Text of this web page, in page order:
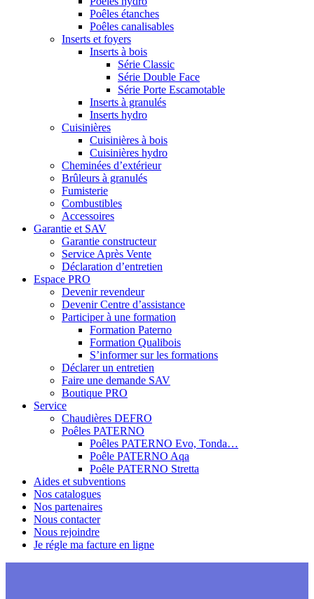
Poêles étanches
Poêles canalisables
Inserts et foyers
Inserts à bois
Série Classic
Série Double Face
Série Porte Escamotable
Inserts à granulés
Inserts hydro
Cuisinières
Cuisinières à bois
Cuisinières hydro
Cheminées d’extérieur
Brûleurs à granulés
Fumisterie
Combustibles
Accessoires
Garantie et SAV
Garantie constructeur
Service Après Vente
Déclaration d’entretien
Espace PRO
Devenir revendeur
Devenir Centre d’assistance
Participer à une formation
Formation Paterno
Formation Qualibois
S’informer sur les formations
Déclarer un entretien
Faire une demande SAV
Boutique PRO
Service
Chaudières DEFRO
Poêles PATERNO
Poêles PATERNO Evo, Tonda…
Poêle PATERNO Aqa
Poêle PATERNO Stretta
Aides et subventions
Nos catalogues
Nos partenaires
Nous contacter
Nous rejoindre
Je régle ma facture en ligne